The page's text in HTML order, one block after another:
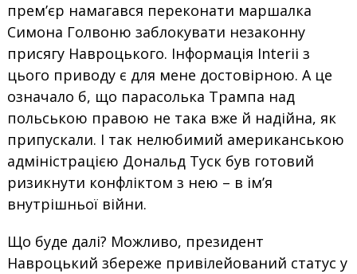
прем’єр намагався переконати маршалка
Симона Голвоню заблокувати незаконну
присягу Навроцького. Інформація Interii з
цього приводу є для мене достовірною. А це
означало б, що парасолька Трампа над
польською правою не така вже й надійна, як
припускали. І так нелюбимий американською
адміністрацією Дональд Туск був готовий
ризикнути конфліктом з нею – в ім’я
внутрішньої війни.
Що буде далі? Можливо, президент
Навроцький збереже привілейований статус у